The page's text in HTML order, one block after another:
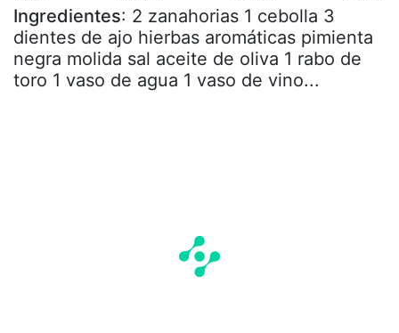
Ingredientes: 2 zanahorias 1 cebolla 3
dientes de ajo hierbas aromáticas pimienta
negra molida sal aceite de oliva 1 rabo de
toro 1 vaso de agua 1 vaso de vino...